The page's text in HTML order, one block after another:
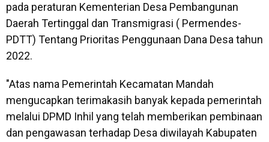
pada peraturan Kementerian Desa Pembangunan
Daerah Tertinggal dan Transmigrasi ( Permendes-
PDTT) Tentang Prioritas Penggunaan Dana Desa tahun
2022.
"Atas nama Pemerintah Kecamatan Mandah
mengucapkan terimakasih banyak kepada pemerintah
melalui DPMD Inhil yang telah memberikan pembinaan
dan pengawasan terhadap Desa diwilayah Kabupaten